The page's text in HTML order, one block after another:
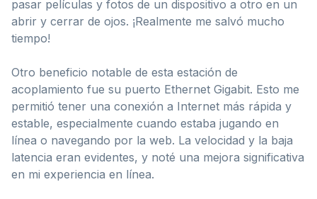
pasar películas y fotos de un dispositivo a otro en un
abrir y cerrar de ojos. ¡Realmente me salvó mucho
tiempo!
Otro beneficio notable de esta estación de
acoplamiento fue su puerto Ethernet Gigabit. Esto me
permitió tener una conexión a Internet más rápida y
estable, especialmente cuando estaba jugando en
línea o navegando por la web. La velocidad y la baja
latencia eran evidentes, y noté una mejora significativa
en mi experiencia en línea.